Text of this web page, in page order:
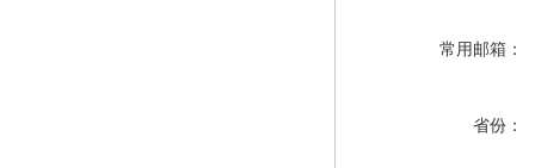
常用邮箱：
省份：